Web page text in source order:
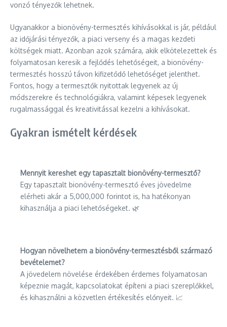
vonzó tényezők lehetnek.
Ugyanakkor a bionövény-termesztés kihívásokkal is jár, például
az időjárási tényezők, a piaci verseny és a magas kezdeti
költségek miatt. Azonban azok számára, akik elkötelezettek és
folyamatosan keresik a fejlődés lehetőségeit, a bionövény-
termesztés hosszú távon kifizetődő lehetőséget jelenthet.
Fontos, hogy a termesztők nyitottak legyenek az új
módszerekre és technológiákra, valamint képesek legyenek
rugalmassággal és kreativitással kezelni a kihívásokat.
Gyakran ismételt kérdések
Mennyit kereshet egy tapasztalt bionövény-termesztő?
Egy tapasztalt bionövény-termesztő éves jövedelme
elérheti akár a 5,000,000 forintot is, ha hatékonyan
kihasználja a piaci lehetőségeket. 🌿
Hogyan növelhetem a bionövény-termesztésből származó
bevételemet?
A jövedelem növelése érdekében érdemes folyamatosan
képeznie magát, kapcsolatokat építeni a piaci szereplőkkel,
és kihasználni a közvetlen értékesítés előnyeit. 📈